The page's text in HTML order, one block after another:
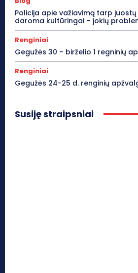
Policija apie važiavimą tarp
daroma kultūringai – jokių
Renginiai
Gegužės 30 – birželio 1 regninių
Renginiai
Gegužės 24-25 d. renginių
Susiję straipsniai